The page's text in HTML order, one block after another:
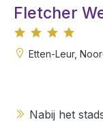
Fletcher
Etten-Leur,
Nabij het